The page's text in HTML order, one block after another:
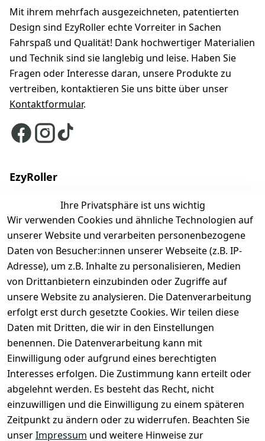
Mit ihrem mehrfach ausgezeichneten, patentierten
Design sind EzyRoller echte Vorreiter in Sachen
Fahrspaß und Qualität! Dank hochwertiger Materialien
und Technik sind sie langlebig und leise. Haben Sie
Fragen oder Interesse daran, unsere Produkte zu
vertreiben, kontaktieren Sie uns bitte über unser
Kontaktformular.
EzyRoller
Finde deinen Ezyroller
Modelle
EzyRoller Originals
EzyRoller X-Series
Zubehör
Ersatzteile
Sale & Bundle-Angebote
Händler werden
Über uns
Shop & Kontakt
EzyRoller Pflege & Garantie
Widerrufs­recht
Ihre Privatsphäre ist uns wichtig
Wir verwenden Cookies und ähnliche Technologien auf
unserer Website und verarbeiten personenbezogene
Daten von Besucher:innen unserer Webseite (z.B. IP-
Adresse), um z.B. Inhalte zu personalisieren, Medien
von Drittanbietern einzubinden oder Zugriffe auf
unsere Website zu analysieren. Die Datenverarbeitung
erfolgt erst durch gesetzte Cookies. Wir teilen diese
Daten mit Dritten, die wir in den Einstellungen
benennen. Die Datenverarbeitung kann mit
Einwilligung oder aufgrund eines berechtigten
Interesses erfolgen. Die Zustimmung kann erteilt oder
abgelehnt werden. Es besteht das Recht, nicht
einzuwilligen und die Einwilligung zu einem späteren
Zeitpunkt zu ändern oder zu widerrufen. Beachten Sie
unserImpressum und weitere Hinweise zur